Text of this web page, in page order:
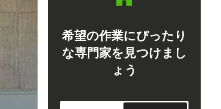
希望の作業にぴったり
な専門家を見つけまし
ょう